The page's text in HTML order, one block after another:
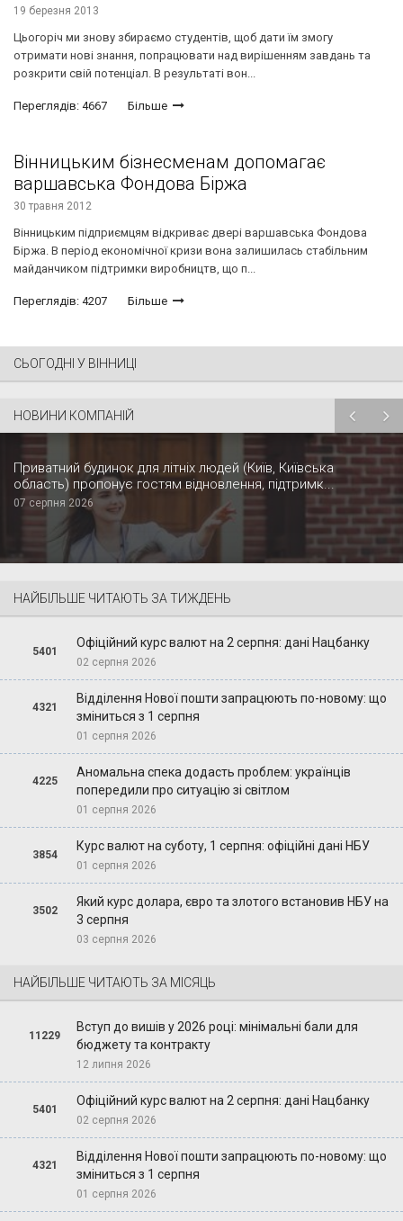
19 березня 2013
Цьогоріч ми знову збираємо студентів, щоб дати їм змогу
отримати нові знання, попрацювати над вирішенням завдань та
розкрити свій потенціал. В результаті вон...
Переглядів: 4667 Більше
Вінницьким бізнесменам допомагає
варшавська Фондова Біржа
30 травня 2012
Вінницьким підприємцям відкриває двері варшавська Фондова
Біржа. В період економічної кризи вона залишилась стабільним
майданчиком підтримки виробництв, що п...
Переглядів: 4207 Більше
СЬОГОДНІ У ВІННИЦІ
НОВИНИ КОМПАНІЙ
Приватний будинок для літніх людей (Київ, Київська
область) пропонує гостям відновлення, підтримк...
07 серпня 2026
НАЙБІЛЬШЕ ЧИТАЮТЬ ЗА ТИЖДЕНЬ
5401
Офіційний курс валют на 2 серпня: дані Нацбанку
02 серпня 2026
4321
Відділення Нової пошти запрацюють по-новому: що
зміниться з 1 серпня
01 серпня 2026
4225
Аномальна спека додасть проблем: українців
попередили про ситуацію зі світлом
01 серпня 2026
3854
Курс валют на суботу, 1 серпня: офіційні дані НБУ
01 серпня 2026
3502
Який курс долара, євро та злотого встановив НБУ на
3 серпня
03 серпня 2026
НАЙБІЛЬШЕ ЧИТАЮТЬ ЗА МІСЯЦЬ
11229
Вступ до вишів у 2026 році: мінімальні бали для
бюджету та контракту
12 липня 2026
5401
Офіційний курс валют на 2 серпня: дані Нацбанку
02 серпня 2026
4321
Відділення Нової пошти запрацюють по-новому: що
зміниться з 1 серпня
01 серпня 2026